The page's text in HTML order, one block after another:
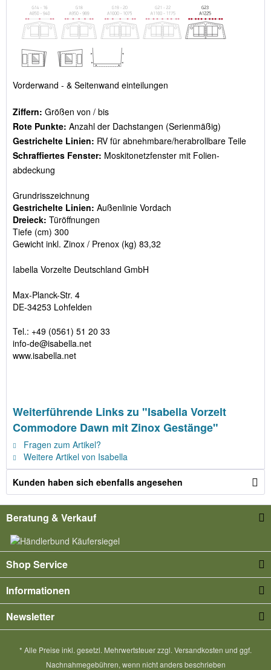
Vorderwand - & Seitenwand einteilungen
Ziffern: Größen von / bis
Rote Punkte: Anzahl der Dachstangen (Serienmäßig)
Gestrichelte Linien: RV für abnehmbare/herabrollbare Teile
Schraffiertes Fenster: Moskitonetzfenster mit Folien-
abdeckung
Grundrisszeichnung
Gestrichelte Linien: Außenlinie Vordach
Dreieck: Türöffnungen
Tiefe (cm) 300
Gewicht inkl. Zinox / Prenox (kg) 83,32
Iabella Vorzelte Deutschland GmbH
Max-Planck-Str. 4
DE-34253 Lohfelden
Tel.: +49 (0561) 51 20 33
info-de@isabella.net
www.isabella.net
Weiterführende Links zu "Isabella Vorzelt
Commodore Dawn mit Zinox Gestänge"
Fragen zum Artikel?
Weitere Artikel von Isabella
Kunden haben sich ebenfalls angesehen
Beratung & Verkauf
Shop Service
Informationen
Newsletter
* Alle Preise inkl. gesetzl. Mehrwertsteuer zzgl. Versandkosten und ggf.
Nachnahmegebühren, wenn nicht anders beschrieben